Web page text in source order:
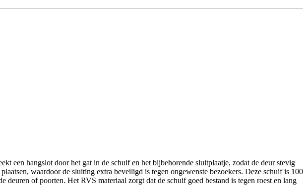
een hangslot door het gat in de schuif en het bijbehorende sluitplaatje, zodat de deur stevig
waardoor de sluiting extra beveiligd is tegen ongewenste bezoekers. Deze schuif is 100
of poorten. Het RVS materiaal zorgt dat de schuif goed bestand is tegen roest en lang